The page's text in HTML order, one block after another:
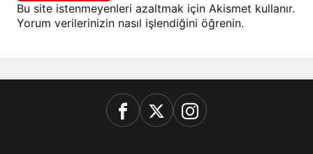
Bu site istenmeyenleri azaltmak için Akismet kullanır.
Yorum verilerinizin nasıl işlendiğini öğrenin.